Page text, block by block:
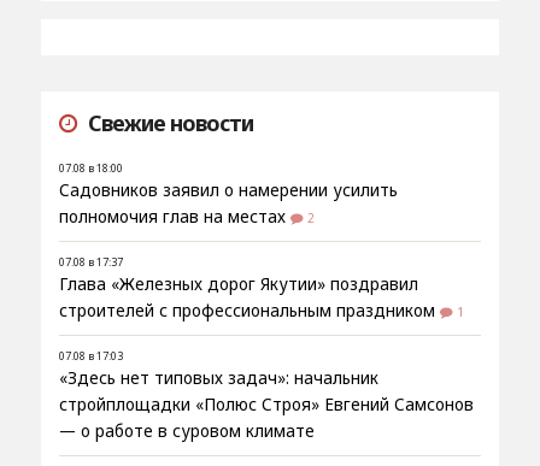
Свежие новости
07.08 в 18:00
Садовников заявил о намерении усилить
полномочия глав на местах
2
07.08 в 17:37
Глава «Железных дорог Якутии» поздравил
строителей с профессиональным праздником
1
07.08 в 17:03
«Здесь нет типовых задач»: начальник
стройплощадки «Полюс Строя» Евгений Самсонов
— о работе в суровом климате